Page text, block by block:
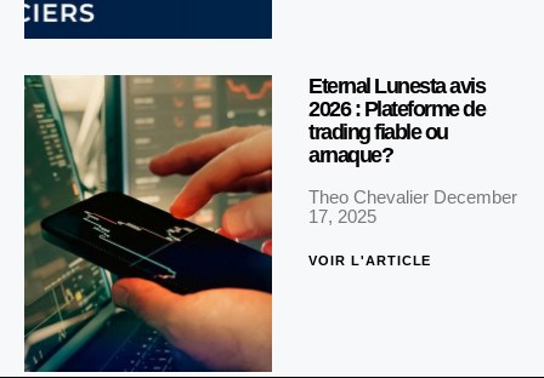
Eternal Lunesta avis
2026 : Plateforme de
trading fiable ou
arnaque?
Theo Chevalier December
17, 2025
VOIR L'ARTICLE